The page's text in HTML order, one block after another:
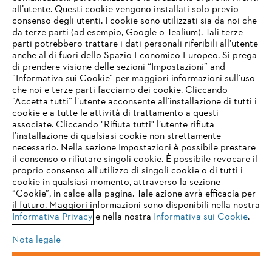
IHR BROWSER WIRD NICHT
UNTERSTÜTZT
Sie nutzen einen Browser, den wir noch nicht unterstützen. Für
eine optimale Nutzung unserer Seite empfehlen wir Ihnen, zu
einem der folgenden Browser zu wechseln:
firefox chrome
all’utente. Questi cookie vengono installati solo previo
consenso degli utenti. I cookie sono utilizzati sia da noi che
da terze parti (ad esempio, Google o Tealium). Tali terze
parti potrebbero trattare i dati personali riferibili all’utente
anche al di fuori dello Spazio Economico Europeo. Si prega
di prendere visione delle sezioni “Impostazioni” and
“Informativa sui Cookie” per maggiori informazioni sull’uso
che noi e terze parti facciamo dei cookie. Cliccando
“Accetta tutti” l’utente acconsente all’installazione di tutti i
cookie e a tutte le attività di trattamento a questi
associate. Cliccando "Rifiuta tutti" l’utente rifiuta
l’installazione di qualsiasi cookie non strettamente
necessario. Nella sezione Impostazioni è possibile prestare
il consenso o rifiutare singoli cookie. È possibile revocare il
proprio consenso all'utilizzo di singoli cookie o di tutti i
cookie in qualsiasi momento, attraverso la sezione
“Cookie”, in calce alla pagina. Tale azione avrà efficacia per
il futuro. Maggiori informazioni sono disponibili nella nostra
Informativa Privacy e nella nostra Informativa sui Cookie.
Nota legale